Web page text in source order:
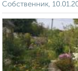
Собственник,